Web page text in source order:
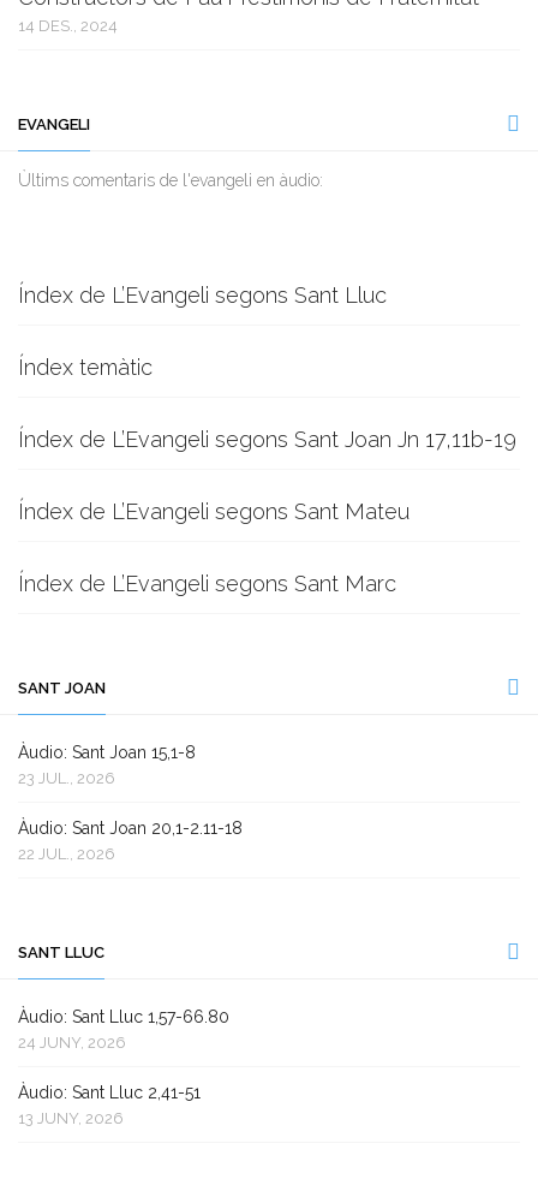
14 DES., 2024
EVANGELI
Ùltims comentaris de l'evangeli en àudio:
Índex de L’Evangeli segons Sant Lluc
Índex temàtic
Índex de L’Evangeli segons Sant Joan Jn 17,11b-19
Índex de L’Evangeli segons Sant Mateu
Índex de L’Evangeli segons Sant Marc
SANT JOAN
Àudio: Sant Joan 15,1-8
23 JUL., 2026
Àudio: Sant Joan 20,1-2.11-18
22 JUL., 2026
SANT LLUC
Àudio: Sant Lluc 1,57-66.80
24 JUNY, 2026
Àudio: Sant Lluc 2,41-51
13 JUNY, 2026